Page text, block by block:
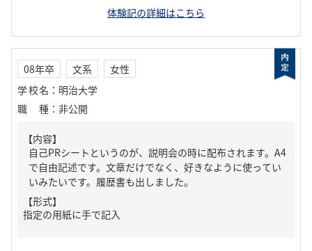
体験記の詳細はこちら
08年卒 文系
女性
学校名 ： 明治大学
職種 ： 非公開
【内容】
自己PRシートというのが、説明会の時に配布されます。A4
で自由記述です。文章だけでなく、好きなように使ってい
いみたいです。履歴書も出しました。
【形式】
指定の用紙に手で記入